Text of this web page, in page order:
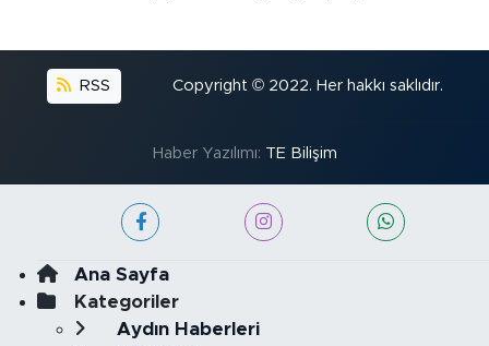
RSS Copyright © 2022. Her hakkı saklıdır.
Haber Yazılımı: TE Bilişim
Ana Sayfa
Kategoriler
Aydın Haberleri